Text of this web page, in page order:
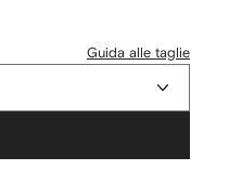
Guida alle taglie